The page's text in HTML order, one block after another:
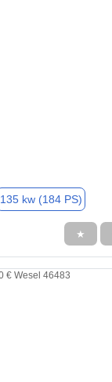
135 kw (184 PS)
★